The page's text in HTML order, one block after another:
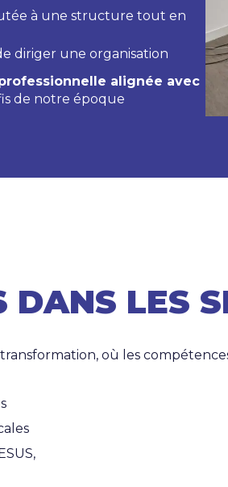
à une structure tout en
diriger une organisation
alignée avec
de notre époque
DANS LES
où les